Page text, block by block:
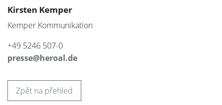
Kirsten Kemper
Kemper Kommunikation
+49 5246 507-0
presse@heroal.de
Zpět na přehled